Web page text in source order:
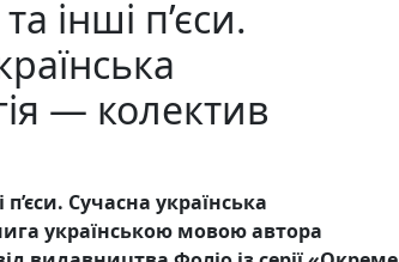
Книжкові історії на екрані
Прокачай себе
пошкоджених книг
книги
книги
Закладки
Зошити
інші п’єси.
— колектив
Сучасна українська
українською мовою автора